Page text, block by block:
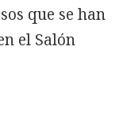
que se han
el Salón